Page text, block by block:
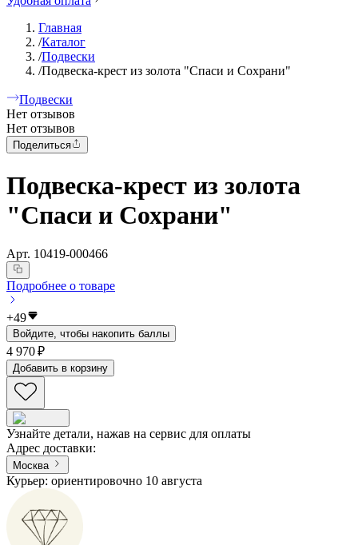
Главная
/Каталог
/Подвески
/Подвеска-крест из золота "Спаси и Сохрани"
Подвески
Нет отзывов
Нет отзывов
Поделиться
Подвеска-крест из золота
"Спаси и Сохрани"
Арт. 10419-000466
Подробнее о товаре
+49
Войдите, чтобы накопить баллы
4 970 ₽
Добавить в корзину
Узнайте детали, нажав на сервис для оплаты
Адрес доставки:
Москва
Курьер: ориентировочно 10 августа